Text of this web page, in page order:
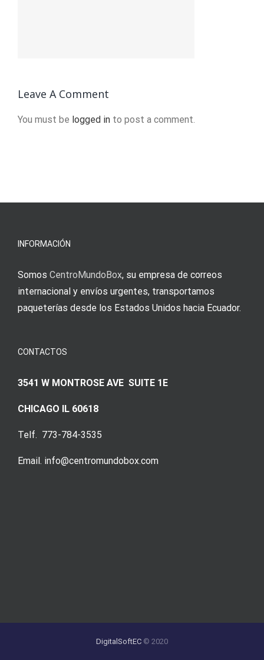
Leave A Comment
You must be logged in to post a comment.
INFORMACIÓN
Somos CentroMundoBox, su empresa de correos
internacional y envíos urgentes, transportamos
paqueterías desde los Estados Unidos hacia Ecuador.
CONTACTOS
3541 W MONTROSE AVE SUITE 1E
CHICAGO IL 60618
Telf. 773-784-3535
Email. info@centromundobox.com
DigitalSoftEC © 2020